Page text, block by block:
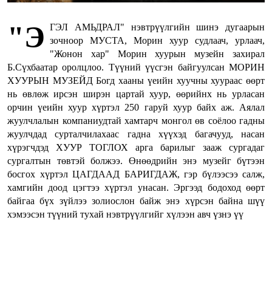
"Э ГЭЛ АМЬДРАЛ" нэвтрүүлгийн шинэ дугаарын
зочноор МУСТА, Морин хуур судлаач, урлаач,
"Жонон хар" Морин хуурын музейн захирал
Б.Сүхбаатар оролцлоо. Түүний үүсгэн байгуулсан МОРИН
ХУУРЫН МУЗЕЙД Богд хааны үеийн хуучны хуураас өөрт
нь өвлөж ирсэн ширэн цартай хуур, өөрийнх нь урласан
орчин үеийн хуур хүртэл 250 гаруй хуур байх аж. Аялал
жуулчлалын компаниудтай хамтарч монгол өв соёлоо гадны
жуулчдад сурталчилахаас гадна хүүхэд багачууд, насан
хүрэгчдэд ХУУР ТОГЛОХ арга барилыг зааж сургадаг
сургалтын төвтэй болжээ. Өнөөдрийн энэ музейг бүтээн
босгох хүртэл ЦАГДААД БАРИГДАЖ, гэр бүлээсээ салж,
хамгийн доод цэгтээ хүртэл унасан. Эргээд бодоход өөрт
байгаа бүх зүйлээ золиослон байж энэ хүрсэн байна шүү
хэмээсэн түүний тухай нэвтрүүлгийг хүлээн авч үзнэ үү